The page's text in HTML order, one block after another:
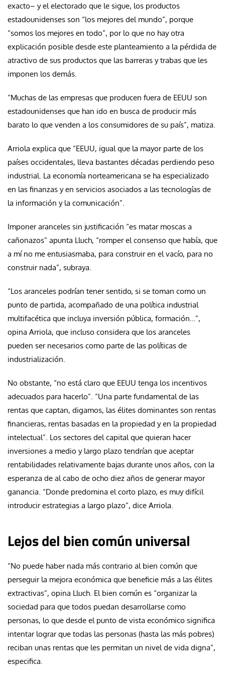
exacto– y el electorado que le sigue, los productos
estadounidenses son “los mejores del mundo”, porque
“somos los mejores en todo”, por lo que no hay otra
explicación posible desde este planteamiento a la pérdida de
atractivo de sus productos que las barreras y trabas que les
imponen los demás.
“Muchas de las empresas que producen fuera de EEUU son
estadounidenses que han ido en busca de producir más
barato lo que venden a los consumidores de su país”, matiza.
Arriola explica que “EEUU, igual que la mayor parte de los
países occidentales, lleva bastantes décadas perdiendo peso
industrial. La economía norteamericana se ha especializado
en las finanzas y en servicios asociados a las tecnologías de
la información y la comunicación”.
Imponer aranceles sin justificación “es matar moscas a
cañonazos” apunta Lluch, “romper el consenso que había, que
a mí no me entusiasmaba, para construir en el vacío, para no
construir nada”, subraya.
“Los aranceles podrían tener sentido, si se toman como un
punto de partida, acompañado de una política industrial
multifacética que incluya inversión pública, formación…”,
opina Arriola, que incluso considera que los aranceles
pueden ser necesarios como parte de las políticas de
industrialización.
No obstante, “no está claro que EEUU tenga los incentivos
adecuados para hacerlo”. “Una parte fundamental de las
rentas que captan, digamos, las élites dominantes son rentas
financieras, rentas basadas en la propiedad y en la propiedad
intelectual”. Los sectores del capital que quieran hacer
inversiones a medio y largo plazo tendrían que aceptar
rentabilidades relativamente bajas durante unos años, con la
esperanza de al cabo de ocho diez años de generar mayor
ganancia. “Donde predomina el corto plazo, es muy difícil
introducir estrategias a largo plazo”, dice Arriola.
Lejos del bien común universal
“No puede haber nada más contrario al bien común que
perseguir la mejora económica que beneficie más a las élites
extractivas”, opina Lluch. El bien común es “organizar la
sociedad para que todos puedan desarrollarse como
personas, lo que desde el punto de vista económico significa
intentar lograr que todas las personas (hasta las más pobres)
reciban unas rentas que les permitan un nivel de vida digna”,
especifica.